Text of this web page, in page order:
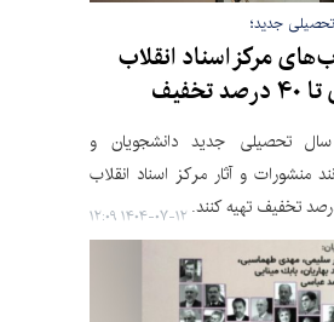
جدید؛
مرکز اسناد انقلاب
سال تحصیلی جدید دانشجویان و
منشورات و آثار مرکز اسناد انقلاب
تخفیف تهیه کنند. ۱۴۰۴-۰۷-۱۲ ۱۲:۰۹